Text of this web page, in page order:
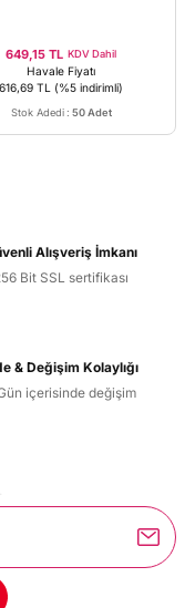
649,15 TL KDV Dahil
Havale Fiyatı
616,69 TL (%5 indirimli)
Stok Adedi : 50 Adet
Alışveriş İmkanı
Bit SSL sertifikası
& Değişim Kolaylığı
içerisinde değişim